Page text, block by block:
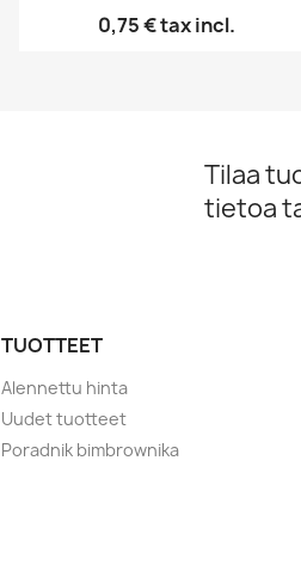
0,75 €tax incl.
Tilaa
tietoa
TUOTTEET
Alennettu hinta
Uudet tuotteet
Poradnik bimbrownika